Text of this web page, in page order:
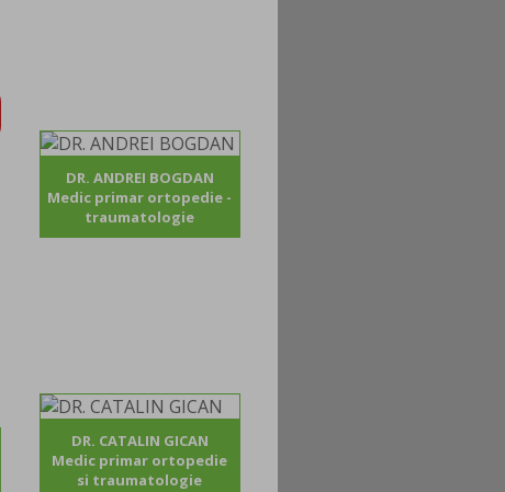
DR. ANDREI BOGDAN
Medic primar ortopedie -
traumatologie
DR. CATALIN GICAN
Medic primar ortopedie
si traumatologie